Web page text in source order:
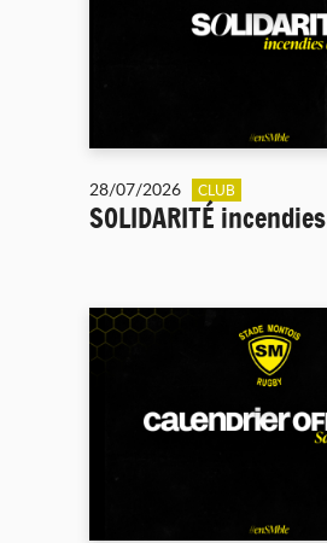
28/07/2026 CLUB
SOLIDARITÉ incendies